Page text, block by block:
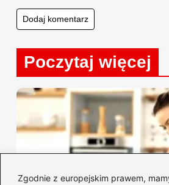
Zgodnie z europejskim prawem,
Poczytaj więcej